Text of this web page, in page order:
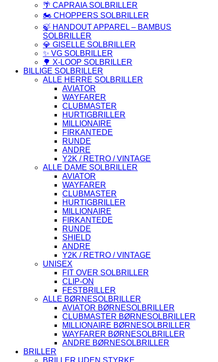
🌴 CAPRAIA SOLBRILLER
🏍️ CHOPPERS SOLBRILLER
🍃 HANDOUT APPAREL – BAMBUS
SOLBRILLER
💎 GISELLE SOLBRILLER
✨ VG SOLBRILLER
🌳 X-LOOP SOLBRILLER
BILLIGE SOLBRILLER
ALLE HERRE SOLBRILLER
AVIATOR
WAYFARER
CLUBMASTER
HURTIGBRILLER
MILLIONAIRE
FIRKANTEDE
RUNDE
ANDRE
Y2K / RETRO / VINTAGE
ALLE DAME SOLBRILLER
AVIATOR
WAYFARER
CLUBMASTER
HURTIGBRILLER
MILLIONAIRE
FIRKANTEDE
RUNDE
SHIELD
ANDRE
Y2K / RETRO / VINTAGE
UNISEX
FIT OVER SOLBRILLER
CLIP-ON
FESTBRILLER
ALLE BØRNESOLBRILLER
AVIATOR BØRNESOLBRILLER
CLUBMASTER BØRNESOLBRILLER
MILLIONAIRE BØRNESOLBRILLER
WAYFARER BØRNESOLBRILLER
ANDRE BØRNESOLBRILLER
BRILLER
BRILLER UDEN STYRKE